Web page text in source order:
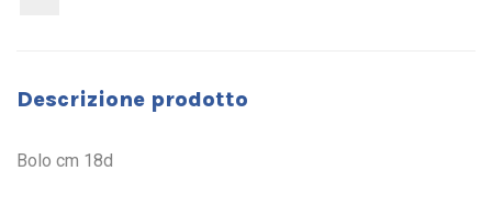
Descrizione prodotto
Bolo cm 18d